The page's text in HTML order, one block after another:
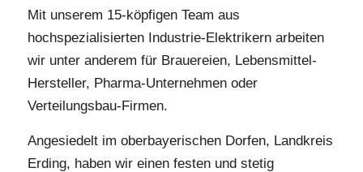
Mit unserem 15-köpfigen Team aus
hochspezialisierten Industrie-Elektrikern arbeiten
wir unter anderem für Brauereien, Lebensmittel-
Hersteller, Pharma-Unternehmen oder
Verteilungsbau-Firmen.
Angesiedelt im oberbayerischen Dorfen, Landkreis
Erding, haben wir einen festen und stetig